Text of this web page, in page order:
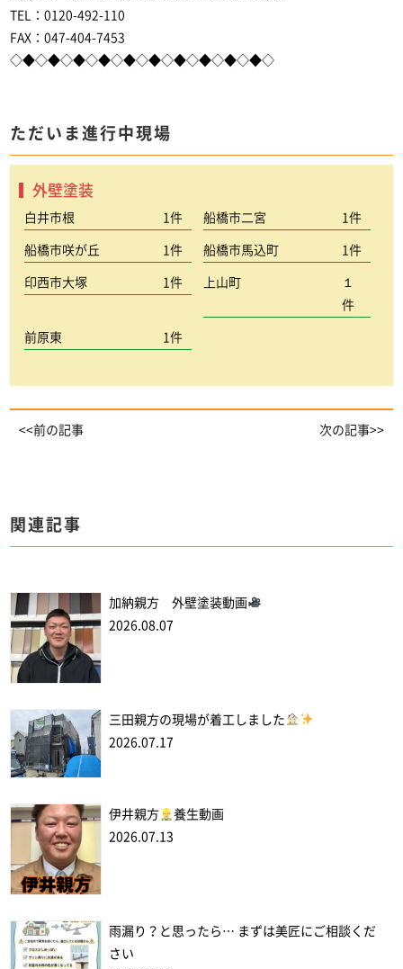
TEL：0120-492-110
FAX：047-404-7453
◇◆◇◆◇◆◇◆◇◆◇◆◇◆◇◆◇◆◇◆◇
ただいま進行中現場
外壁塗装
白井市根 1件 船橋市二宮 1件
船橋市咲が丘 1件 船橋市馬込町 1件
印西市大塚 1件 上山町
１
件
前原東 1件
<<前の記事 次の記事>>
関連記事
加納親方 外壁塗装動画
2026.08.07
三田親方の現場が着工しました
2026.07.17
伊井親方
養生動画
2026.07.13
雨漏り？と思ったら… まずは美匠にご相談くだ
さい